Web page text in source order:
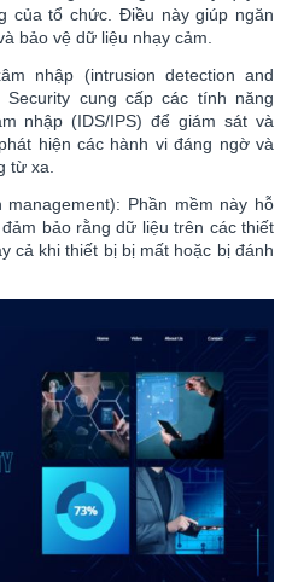
của tổ chức. Điều này giúp ngăn
bảo vệ dữ liệu nhạy cảm.
nhập (intrusion detection and
Security cung cấp các tính năng
nhập (IDS/IPS) để giám sát và
hiện các hành vi đáng ngờ và
từ xa.
Phần mềm này hỗ
bảo rằng dữ liệu trên các thiết
cả khi thiết bị bị mất hoặc bị đánh